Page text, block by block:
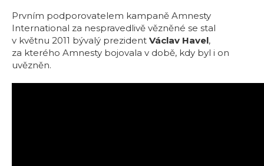
Prvním podporovatelem kampaně Amnesty
International za nespravedlivě vězněné se stal
v květnu 2011 bývalý prezident Václav Havel,
za kterého Amnesty bojovala v době, kdy byl i on
uvězněn.